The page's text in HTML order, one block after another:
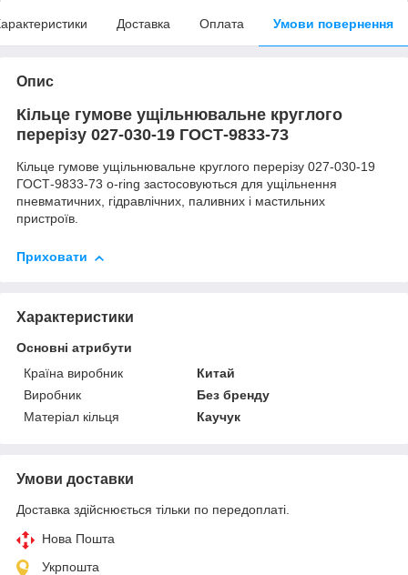
Доставка Оплата Умови повернення
Опис
Кільце гумове ущільнювальне круглого
перерізу 027-030-19 ГОСТ-9833-73
Кільце гумове ущільнювальне круглого перерізу 027-030-19
ГОСТ-9833-73 o-ring застосовуються для ущільнення
пневматичних, гідравлічних, паливних і мастильних
пристроїв.
Приховати
Характеристики
Основні атрибути
Країна виробник
Китай
Виробник
Без бренду
Матеріал кільця
Каучук
Умови доставки
Доставка здійснюється тільки по передоплаті.
Нова Пошта
Укрпошта